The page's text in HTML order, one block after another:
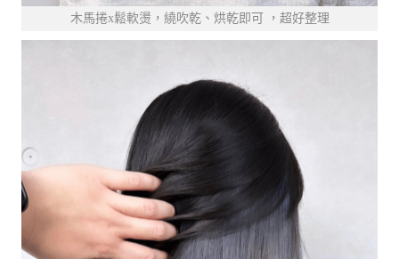
木馬捲x鬆軟燙，繞吹乾、烘乾即可 ，超好整理